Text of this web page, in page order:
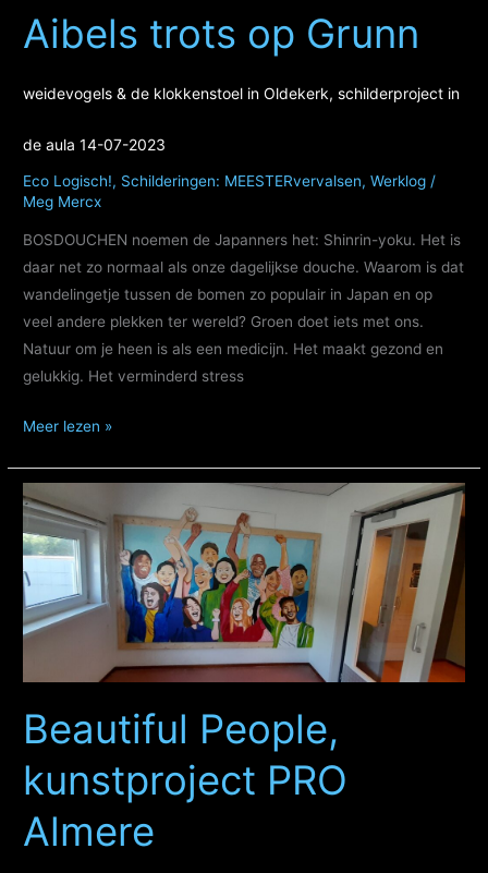
die
voorbijgaan...
Aibels trots op Grunn
weidevogels & de klokkenstoel in Oldekerk, schilderproject in
de aula 14-07-2023
Eco Logisch!, Schilderingen: MEESTERvervalsen,Werklog /
Meg Mercx
BOSDOUCHEN noemen de Japanners het: Shinrin-yoku. Het is
daar net zo normaal als onze dagelijkse douche. Waarom is dat
wandelingetje tussen de bomen zo populair in Japan en op
veel andere plekken ter wereld? Groen doet iets met ons.
Natuur om je heen is als een medicijn. Het maakt gezond en
gelukkig. Het verminderd stress
Aibels
op
Grunn
weidevogels
&
de
klokkenstoel
in
de
aula
14-
07-
Meer lezen »
Beautiful People,
kunstproject PRO
Almere